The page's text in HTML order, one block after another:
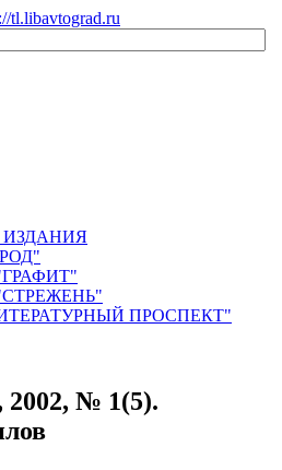
tl.libavtograd.ru
ПРОСПЕКТ"
№ 1(5).